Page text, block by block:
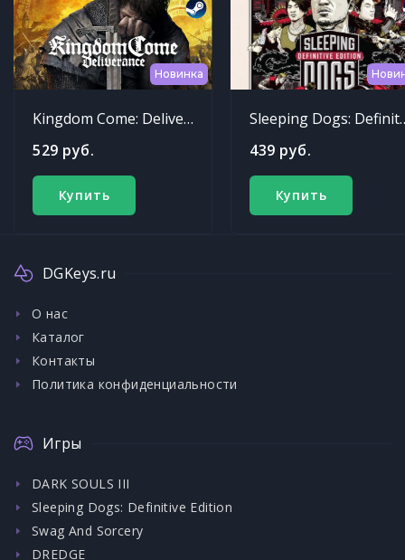
Новинка
Kingdom Come: Deliverance
529 руб.
Купить
Sleeping
439 руб.
Купить
DGKeys.ru
О нас
Каталог
Контакты
Политика конфиденциальности
Игры
DARK SOULS III
Sleeping Dogs: Definitive Edition
Swag And Sorcery
DREDGE